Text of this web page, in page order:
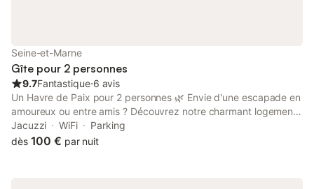
Seine-et-Marne
Gîte pour 2 personnes
9.7Fantastique⋅6 avis
Un Havre de Paix pour 2 personnes 🌿 Envie d'une escapade en
amoureux ou entre amis ? Découvrez notre charmant logement
situé au calme, à deux pas de Fontainebleau et Moret-sur-Loing.
Idéal pour se détendre et se ressourcer ! ✨ Ce que nous vous
Jacuzzi WiFi
Parking
dès 100 € par nuit